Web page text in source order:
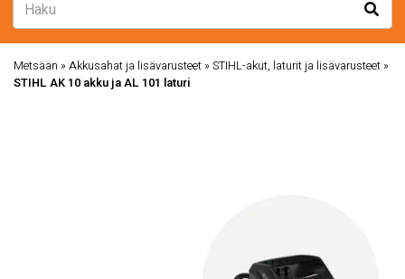
Metsään »Akkusahat ja lisävarusteet »STIHL-akut, laturit ja lisävarusteet »
STIHL AK 10 akku ja AL 101 laturi